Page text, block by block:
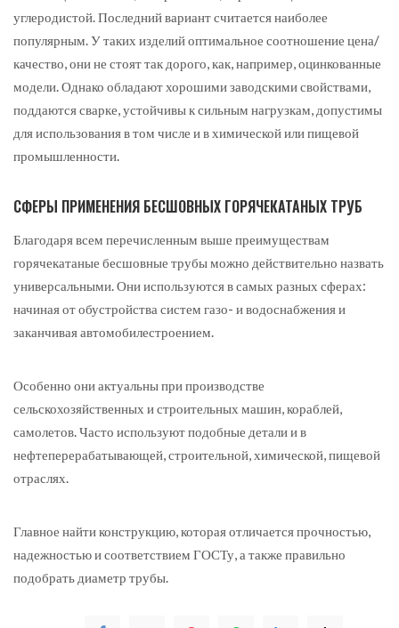
углеродистой. Последний вариант считается наиболее
популярным. У таких изделий оптимальное соотношение цена/
качество, они не стоят так дорого, как, например, оцинкованные
модели. Однако обладают хорошими заводскими свойствами,
поддаются сварке, устойчивы к сильным нагрузкам, допустимы
для использования в том числе и в химической или пищевой
промышленности.
СФЕРЫ ПРИМЕНЕНИЯ БЕСШОВНЫХ ГОРЯЧЕКАТАНЫХ ТРУБ
Благодаря всем перечисленным выше преимуществам
горячекатаные бесшовные трубы можно действительно назвать
универсальными. Они используются в самых разных сферах:
начиная от обустройства систем газо- и водоснабжения и
заканчивая автомобилестроением.
Особенно они актуальны при производстве
сельскохозяйственных и строительных машин, кораблей,
самолетов. Часто используют подобные детали и в
нефтеперерабатывающей, строительной, химической, пищевой
отраслях.
Главное найти конструкцию, которая отличается прочностью,
надежностью и соответствием ГОСТу, а также правильно
подобрать диаметр трубы.